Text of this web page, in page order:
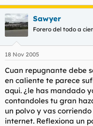
Sawyer
Forero del todo a
18 Nov 2005
Cuan repugnante debe
en caliente te parece
aqui. ¿le has mandado
contandoles tu gran
un polvo y vas
internet. Reflexiona un